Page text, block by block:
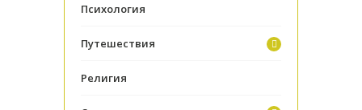
Психология
Путешествия
Религия